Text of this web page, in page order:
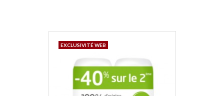
EXCLUSIVITÉ WEB